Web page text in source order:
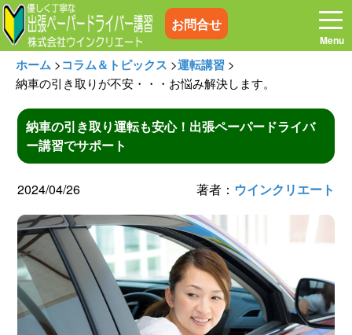
お問合せ
ホーム お電話はこちら
プログラム 講習料金
お客様の声 コラム&トピックス
よくある質問 空き状況
ホーム >コラム＆トピックス >運転講習 >
納車の引き取りが不安・・・お悩み解決します。
納車の引き取り運転も安心！出張ペーパードライバ
ー講習でサポート
2024/04/26 著者： ウインクリエート